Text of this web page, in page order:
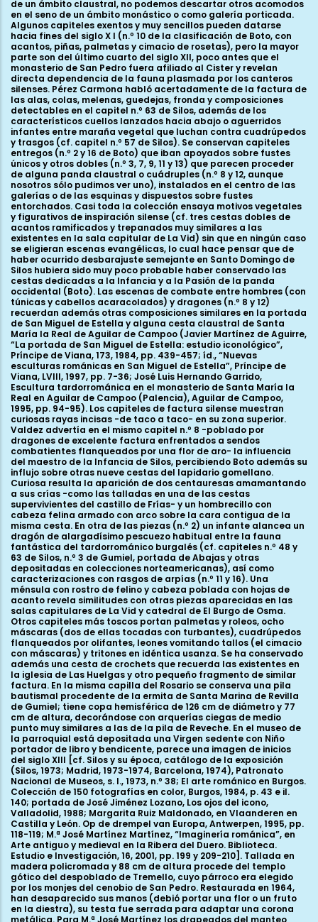
de un ámbito claustral, no podemos descartar otros acomodos
en el seno de un ámbito monástico o como galería porticada.
Algunos capiteles exentos y muy sencillos pueden datarse
hacia fines del siglo X I (n.º 10 de la clasificación de Boto, con
acantos, piñas, palmetas y cimacio de rosetas), pero la mayor
parte son del último cuarto del siglo XII, poco antes que el
monasterio de San Pedro fuera afiliado al Cister y revelan
directa dependencia de la fauna plasmada por los canteros
silenses. Pérez Carmona habló acertadamente de la factura de
las alas, colas, melenas, guedejas, fronda y composiciones
detectables en el capitel n.º 63 de Silos, además de los
característicos cuellos lanzados hacia abajo o aguerridos
infantes entre maraña vegetal que luchan contra cuadrúpedos
y trasgos (cf. capitel n.º 57 de Silos). Se conservan capiteles
entregos (n.º 2 y 16 de Boto) que iban apoyados sobre fustes
únicos y otros dobles (n.º 3, 7, 9, 11 y 13) que parecen proceder
de alguna panda claustral o cuádruples (n.º 8 y 12, aunque
nosotros sólo pudimos ver uno), instalados en el centro de las
galerías o de las esquinas y dispuestos sobre fustes
entorchados. Casi toda la colección ensaya motivos vegetales
y figurativos de inspiración silense (cf. tres cestas dobles de
acantos ramificados y trepanados muy similares a las
existentes en la sala capitular de La Vid) sin que en ningún caso
se eligieran escenas evangélicas, lo cual hace pensar que de
haber ocurrido desbarajuste semejante en Santo Domingo de
Silos hubiera sido muy poco probable haber conservado las
cestas dedicadas a la Infancia y a la Pasión de la panda
occidental (Boto). Las escenas de combate entre hombres (con
túnicas y cabellos acaracolados) y dragones (n.º 8 y 12)
recuerdan además otras composiciones similares en la portada
de San Miguel de Estella y alguna cesta claustral de Santa
María la Real de Aguilar de Campoo (Javier Martínez de Aguirre,
“La portada de San Miguel de Estella: estudio iconológico”,
Príncipe de Viana, 173, 1984, pp. 439-457; íd., “Nuevas
esculturas románicas en San Miguel de Estella”, Príncipe de
Viana, LVIII, 1997, pp. 7-36; José Luis Hernando Garrido,
Escultura tardorrománica en el monasterio de Santa María la
Real en Aguilar de Campoo (Palencia), Aguilar de Campoo,
1995, pp. 94-95). Los capiteles de factura silense muestran
curiosas rayas incisas -de taco a taco- en su zona superior.
Valdez advertía en el mismo capitel n.º 8 -poblado por
dragones de excelente factura enfrentados a sendos
combatientes flanqueados por una flor de aro- la influencia
del maestro de la Infancia de Silos, percibiendo Boto además su
influjo sobre otras nueve cestas del lapidario gomellano.
Curiosa resulta la aparición de dos centauresas amamantando
a sus crías -como las talladas en una de las cestas
supervivientes del castillo de Frías- y un hombrecillo con
cabeza felina armado con arco sobre la cara contigua de la
misma cesta. En otra de las piezas (n.º 2) un infante alancea un
dragón de alargadísimo pescuezo habitual entre la fauna
fantástica del tardorrománico burgalés (cf. capiteles n.º 48 y
63 de Silos, n.º 3 de Gumiel, portada de Abajas y otras
depositadas en colecciones norteamericanas), así como
caracterizaciones con rasgos de arpías (n.º 11 y 16). Una
ménsula con rostro de felino y cabeza poblada con hojas de
acanto revela similitudes con otras piezas aparecidas en las
salas capitulares de La Vid y catedral de El Burgo de Osma.
Otros capiteles más toscos portan palmetas y roleos, ocho
máscaras (dos de ellas tocadas con turbantes), cuadrúpedos
flanqueados por olifantes, leones vomitando tallos (el cimacio
con máscaras) y tritones en idéntica usanza. Se ha conservado
además una cesta de crochets que recuerda las existentes en
la iglesia de Las Huelgas y otro pequeño fragmento de similar
factura. En la misma capilla del Rosario se conserva una pila
bautismal procedente de la ermita de Santa Marina de Revilla
de Gumiel; tiene copa hemisférica de 126 cm de diámetro y 77
cm de altura, decorándose con arquerías ciegas de medio
punto muy similares a las de la pila de Reveche. En el museo de
la parroquial está depositada una Virgen sedente con Niño
portador de libro y bendicente, parece una imagen de inicios
del siglo XIII [cf. Silos y su época, catálogo de la exposición
(Silos, 1973; Madrid, 1973-1974, Barcelona, 1974), Patronato
Nacional de Museos, s. l., 1973, n.º 38; El arte románico en Burgos.
Colección de 150 fotografías en color, Burgos, 1984, p. 43 e il.
140; portada de José Jiménez Lozano, Los ojos del icono,
Valladolid, 1988; Margarita Ruiz Maldonado, en Vlaanderen en
Castilla y León. Op de drempel van Europa, Antwerpen, 1995, pp.
118-119; M.ª José Martínez Martínez, “Imaginería románica”, en
Arte antiguo y medieval en la Ribera del Duero. Biblioteca.
Estudio e Investigación, 16, 2001, pp. 199 y 209-210]. Tallada en
madera policromada y 88 cm de altura procede del templo
gótico del despoblado de Tremello, cuyo párroco era elegido
por los monjes del cenobio de San Pedro. Restaurada en 1964,
han desaparecido sus manos (debió portar una flor o un fruto
en la diestra), su testa fue serrada para adaptar una corona